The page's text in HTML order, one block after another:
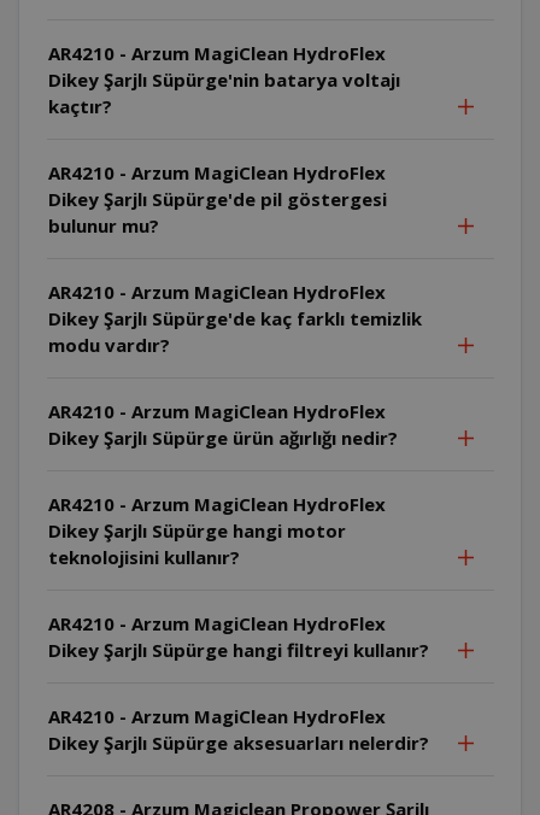
AR4210 - Arzum MagiClean HydroFlex
Dikey Şarjlı Süpürge'nin batarya voltajı
kaçtır?
AR4210 - Arzum MagiClean HydroFlex
Dikey Şarjlı Süpürge'de pil göstergesi
bulunur mu?
AR4210 - Arzum MagiClean HydroFlex
Dikey Şarjlı Süpürge'de kaç farklı temizlik
modu vardır?
AR4210 - Arzum MagiClean HydroFlex
Dikey Şarjlı Süpürge ürün ağırlığı nedir?
AR4210 - Arzum MagiClean HydroFlex
Dikey Şarjlı Süpürge hangi motor
teknolojisini kullanır?
AR4210 - Arzum MagiClean HydroFlex
Dikey Şarjlı Süpürge hangi filtreyi kullanır?
AR4210 - Arzum MagiClean HydroFlex
Dikey Şarjlı Süpürge aksesuarları nelerdir?
AR4208 - Arzum Magiclean Propower Şarjlı